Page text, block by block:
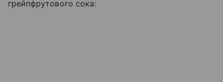
грейпфрутового сока: